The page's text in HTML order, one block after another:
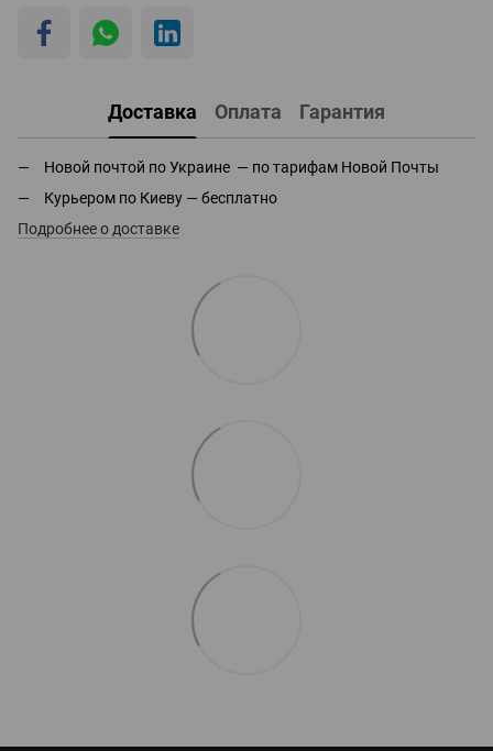
Доставка Оплата Гарантия
Новой почтой по Украине — по тарифам Новой Почты
Курьером по Киеву — бесплатно
Подробнее о доставке